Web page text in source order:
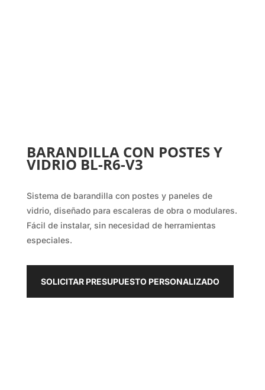
BARANDILLA CON POSTES Y
VIDRIO BL-R6-V3
Sistema de barandilla con postes y paneles de
vidrio, diseñado para escaleras de obra o modulares.
Fácil de instalar, sin necesidad de herramientas
especiales.
SOLICITAR PRESUPUESTO PERSONALIZADO